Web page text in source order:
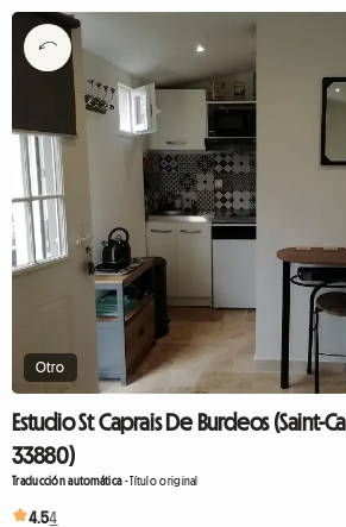
Otro
Estudio St Caprais De Burdeos (Saint-
33880)
Traducción automática-Título original
4.54